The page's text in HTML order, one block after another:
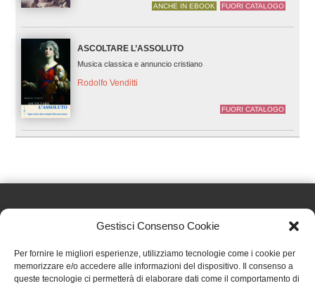
Gestisci Consenso Cookie
Per fornire le migliori esperienze, utilizziamo tecnologie come i cookie per
memorizzare e/o accedere alle informazioni del dispositivo. Il consenso a
queste tecnologie ci permetterà di elaborare dati come il comportamento di
ANCHE IN EBOOK FUORI CATALOGO
ASCOLTARE L’ASSOLUTO
Musica classica e annuncio cristiano
Rodolfo Venditti
FUORI CATALOGO
Effatà Editrice di Pellegrino Paolo SAS
C.F. e P.IVA 09655250018
Via Tre Denti, 1 - 10060 Cantalupa (TO)